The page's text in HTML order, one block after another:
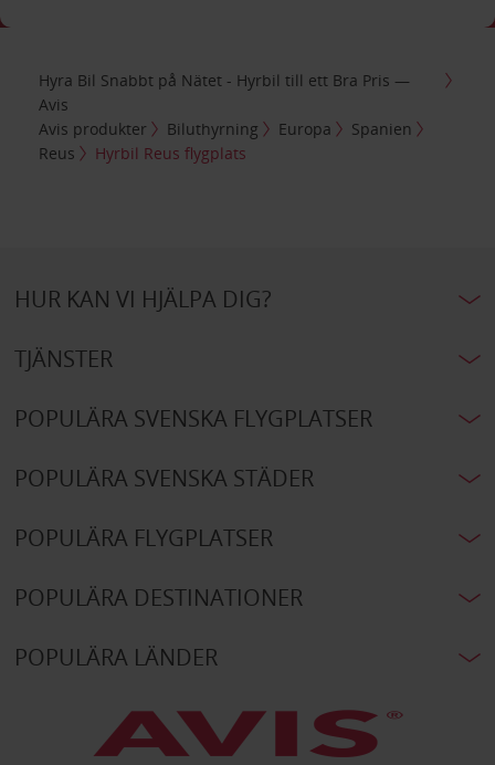
Hyra Bil Snabbt på Nätet - Hyrbil till ett Bra Pris —
Avis
Avis produkter
Biluthyrning Europa
Spanien
Reus
Hyrbil Reus flygplats
HUR KAN VI HJÄLPA DIG?
TJÄNSTER
POPULÄRA SVENSKA FLYGPLATSER
POPULÄRA SVENSKA STÄDER
POPULÄRA FLYGPLATSER
POPULÄRA DESTINATIONER
POPULÄRA LÄNDER